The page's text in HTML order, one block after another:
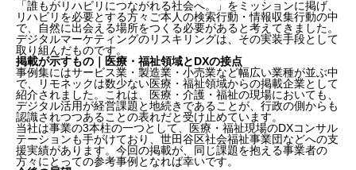
「誰もがリハビリにつながれる社会へ。」をミッションに掲げ、
リハビリを必要とする方々ご本人の検索行動・情報収集行動の中
で、自然に出会える場所をつくる必要があると考えてきました。
デジタルマーケティングのリスキリングは、その実装手段として
取り組んだものです。
掲載が示すもの｜医療・福祉領域とDXの接点
事例集にはサービス業・製造業・小売業など幅広い業種が並ぶ中
で、リモネックは数少ない医療・福祉領域からの掲載企業として
紹介されました。これは、医療・介護・福祉の現場においても、
デジタル活用が経営課題と地続きであることが、行政の側からも
認識されつつあることの表れだと受け止めています。
当社は事業の3本柱の一つとして、医療・福祉現場のDXコンサル
テーションも手がけており、世田谷区社会福祉事業団などへの支
援実績があります。今回の掲載が、同じ課題を抱える事業者の
方々にとっての参考事例となれば幸いです。